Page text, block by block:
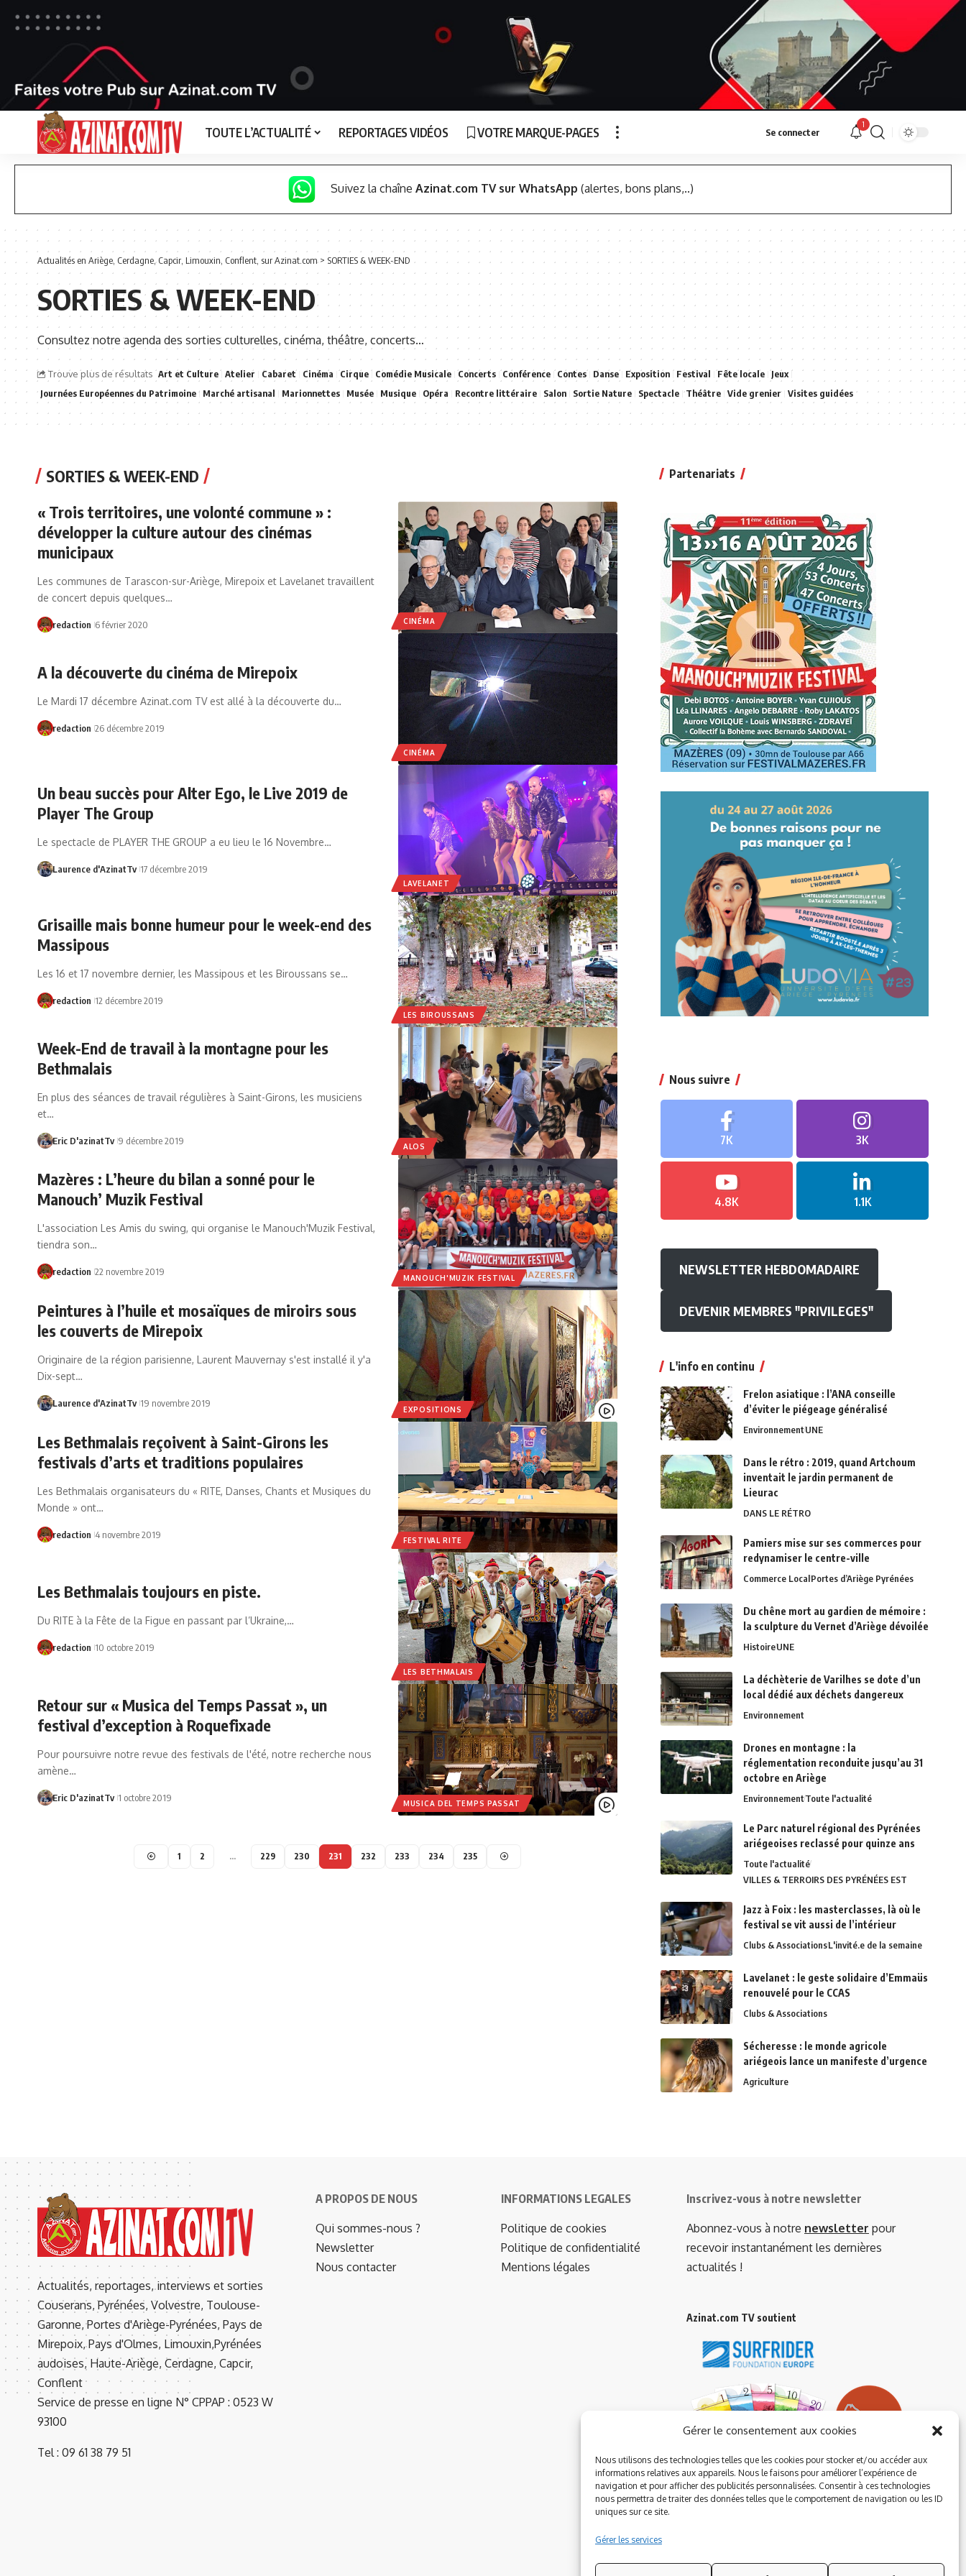
Gérer le consentement aux cookies
Nous utilisons des technologies telles que les cookies pour stocker et/ou accéder aux
informations relatives aux appareils. Nous le faisons pour améliorer l’expérience de
navigation et pour afficher des publicités personnalisées. Consentir à ces technologies
nous permettra de traiter des données telles que le comportement de navigation ou les ID
uniques sur ce site.
Gérer les services
TOUTE L’ACTUALITÉ REPORTAGES VIDÉOS VOTRE MARQUE-PAGES Se connecter
1
Suivez la chaîne Azinat.com TV sur WhatsApp (alertes, bons plans,..)
Actualités en Ariège, Cerdagne, Capcir, Limouxin, Conflent, sur Azinat.com> SORTIES & WEEK-END
SORTIES & WEEK-END
Consultez notre agenda des sorties culturelles, cinéma, théâtre, concerts…
Trouve plus de résultats Art et Culture Atelier Cabaret Cinéma Cirque Comédie Musicale Concerts Conférence Contes Danse Exposition Festival Fête locale
Jeux
Journées Européennes du Patrimoine
Marché artisanal Marionnettes Musée Musique Opéra Recontre littéraire Salon Sortie Nature Spectacle Théâtre Vide grenier Visites guidées
SORTIES & WEEK-END
CINÉMA
« Trois territoires, une volonté commune » :
développer la culture autour des cinémas
municipaux
Les communes de Tarascon-sur-Ariège, Mirepoix et Lavelanet travaillent
de concert depuis quelques…
redaction 6 février 2020
CINÉMA
A la découverte du cinéma de Mirepoix
Le Mardi 17 décembre Azinat.com TV est allé à la découverte du…
redaction 26 décembre 2019
LAVELANET
Un beau succès pour Alter Ego, le Live 2019 de
Player The Group
Le spectacle de PLAYER THE GROUP a eu lieu le 16 Novembre…
Laurence d'AzinatTv 17 décembre 2019
LES BIROUSSANS
Grisaille mais bonne humeur pour le week-end des
Massipous
Les 16 et 17 novembre dernier, les Massipous et les Biroussans se…
redaction 12 décembre 2019
ALOS
Week-End de travail à la montagne pour les
Bethmalais
En plus des séances de travail régulières à Saint-Girons, les musiciens
et…
Eric D'azinatTv 9 décembre 2019
MANOUCH'MUZIK FESTIVAL
Mazères : L’heure du bilan a sonné pour le
Manouch’ Muzik Festival
L'association Les Amis du swing, qui organise le Manouch'Muzik Festival,
tiendra son…
redaction 22 novembre 2019
EXPOSITIONS
Peintures à l’huile et mosaïques de miroirs sous
les couverts de Mirepoix
Originaire de la région parisienne, Laurent Mauvernay s'est installé il y'a
Dix-sept…
Laurence d'AzinatTv 19 novembre 2019
FESTIVAL RITE
Les Bethmalais reçoivent à Saint-Girons les
festivals d’arts et traditions populaires
Les Bethmalais organisateurs du « RITE, Danses, Chants et Musiques du
Monde » ont…
redaction 4 novembre 2019
LES BETHMALAIS
Les Bethmalais toujours en piste.
Du RITE à la Fête de la Figue en passant par l’Ukraine,…
redaction 10 octobre 2019
MUSICA DEL TEMPS PASSAT
Retour sur « Musica del Temps Passat », un
festival d’exception à Roquefixade
Pour poursuivre notre revue des festivals de l'été, notre recherche nous
amène…
Eric D'azinatTv 1 octobre 2019
1 2 … 229 230 231 232 233 234 235
Partenariats
Nous suivre
7K 3K
4.8K 1.1K
NEWSLETTER HEBDOMADAIRE
DEVENIR MEMBRES "PRIVILEGES"
L'info en continu
Frelon asiatique : l’ANA conseille
d’éviter le piégeage généralisé
EnvironnementUNE
Dans le rétro : 2019, quand Artchoum
inventait le jardin permanent de
Lieurac
DANS LE RÉTRO
Pamiers mise sur ses commerces pour
redynamiser le centre-ville
Commerce LocalPortes d’Ariège Pyrénées
Du chêne mort au gardien de mémoire :
la sculpture du Vernet d’Ariège dévoilée
HistoireUNE
La déchèterie de Varilhes se dote d’un
local dédié aux déchets dangereux
Environnement
Drones en montagne : la
réglementation reconduite jusqu’au 31
octobre en Ariège
EnvironnementToute l'actualité
Le Parc naturel régional des Pyrénées
ariégeoises reclassé pour quinze ans
Toute l'actualité
VILLES & TERROIRS DES PYRÉNÉES EST
Jazz à Foix : les masterclasses, là où le
festival se vit aussi de l’intérieur
Clubs & AssociationsL'invité.e de la semaine
Lavelanet : le geste solidaire d’Emmaüs
renouvelé pour le CCAS
Clubs & Associations
Sécheresse : le monde agricole
ariégeois lance un manifeste d’urgence
Agriculture
Actualités, reportages, interviews et sorties
Couserans, Pyrénées, Volvestre, Toulouse-
Garonne, Portes d'Ariège-Pyrénées, Pays de
Mirepoix, Pays d'Olmes, Limouxin,Pyrénées
audoises, Haute-Ariège, Cerdagne, Capcir,
Conflent
Service de presse en ligne N° CPPAP : 0523 W
93100
Tel : 09 61 38 79 51
A PROPOS DE NOUS
Qui sommes-nous ?
Newsletter
Nous contacter
INFORMATIONS LEGALES
Politique de cookies
Politique de confidentialité
Mentions légales
Inscrivez-vous à notre newsletter
Abonnez-vous à notre newsletter pour
recevoir instantanément les dernières
actualités !
Azinat.com TV soutient